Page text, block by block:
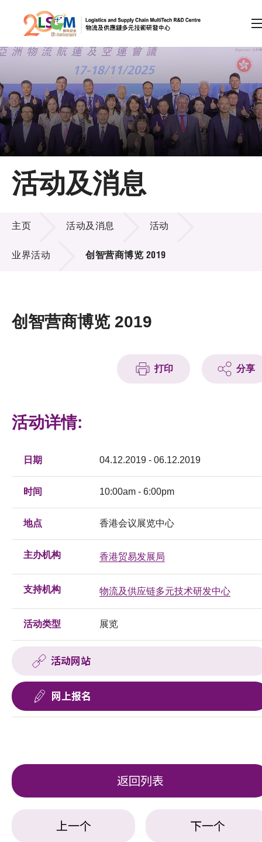
跳到内容（按回车键）
会员登录
A A EN 繁 简
主页
关于LSCM
技术商品化
项目及资助计划
活动及消息
科技分享
活动及消息
活动及消息
主页 活动及消息 活动
业界活动 创智营商博览 2019
创智营商博览 2019
打印 分享
活动详情:
日期 04.12.2019 - 06.12.2019
时间 10:00am - 6:00pm
地点 香港会议展览中心
主办机构 香港贸易发展局
支持机构 物流及供应链多元技术研发中心
活动类型 展览
活动网站
网上报名
返回列表
上一个 下一个